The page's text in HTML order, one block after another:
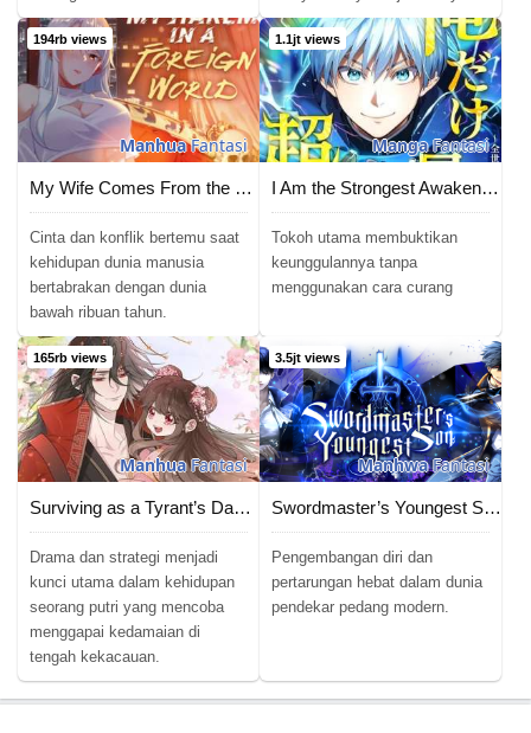
Chapter 99 12/11/2023
Chapter 98 06/11/2023
Chapter 97 28/10/2023
Chapter 96 22/10/2023
Chapter 95
Chapter 94
Chapter 93 03/10/2023
Chapter 92 30/09/2023
Chapter 91 29/09/2023
Chapter 90 24/09/2023
Chapter 89 24/09/2023
Chapter 88
194rb views
ManhuaFantasi
My Wife Comes From the Thousand-Year-Old Underworld
Cinta dan konflik bertemu saat
kehidupan dunia manusia
bertabrakan dengan dunia
bawah ribuan tahun.
1.1jt views
MangaFantasi
I Am the Strongest Awakeners, Recognized by All of the World’s Cheat Masters
Tokoh utama membuktikan
keunggulannya tanpa
menggunakan cara curang
165rb views
ManhuaFantasi
Surviving as a Tyrant’s Daughter
Drama dan strategi menjadi
kunci utama dalam kehidupan
seorang putri yang mencoba
menggapai kedamaian di
tengah kekacauan.
3.5jt views
ManhwaFantasi
Swordmaster’s Youngest Son
Pengembangan diri dan
pertarungan hebat dalam dunia
pendekar pedang modern.